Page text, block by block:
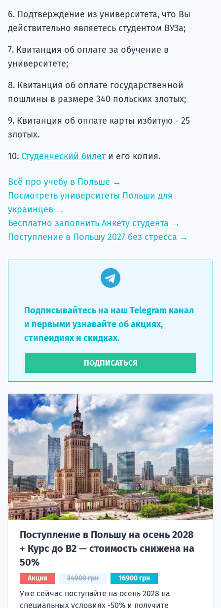
6. Подтверждение из университета, что Вы
действительно являетесь студентом ВУЗа;
7. Квитанция об оплате за обучение в
университете;
8. Квитанция об оплате государственной
пошлины в размере 340 польских злотых;
9. Квитанция об оплате карты избитую - 25
злотых.
10. Студенческий билет и его копия.
Всё про учебу в Польше →
Посмотреть университеты Польши для
украинцев →
Бесплатно заполнить Анкету студента →
Поступление в Польшу 2027 без стресса →
Подписывайтесь на наш Telegram канал
и первыми узнавайте об акциях,
стипендиях и скидках.
ПОДПИСАТЬСЯ
Поступление в Польшу на осень 2028
+ Курс до B2 — стоимость снижена на
50%
Акция 34900 грн 16900 грн
Уже сейчас поступайте на осень 2028 на
специальных условиях -50% и получите